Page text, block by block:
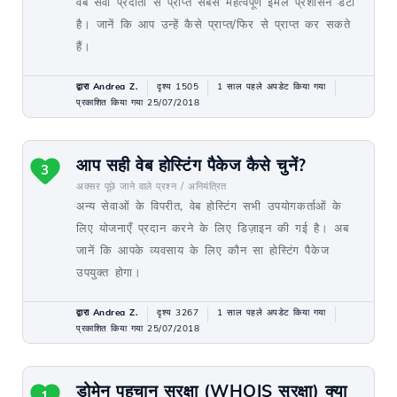
है। जानें कि आप उन्हें कैसे प्राप्त/फिर से प्राप्त कर सकते
हैं।
द्वारा Andrea Z. दृश्य 1505
1 साल पहले अपडेट किया गया
प्रकाशित किया गया 25/07/2018
आप सही वेब होस्टिंग पैकेज कैसे चुनें?
अक्सर पूछे जाने वाले प्रश्न / अनियंत्रित
अन्य सेवाओं के विपरीत, वेब होस्टिंग सभी उपयोगकर्ताओं के
लिए योजनाएँ प्रदान करने के लिए डिज़ाइन की गई है। अब
जानें कि आपके व्यवसाय के लिए कौन सा होस्टिंग पैकेज
उपयुक्त होगा।
3
द्वारा Andrea Z. दृश्य 3267
1 साल पहले अपडेट किया गया
प्रकाशित किया गया 25/07/2018
डोमेन पहचान सुरक्षा (WHOIS सुरक्षा) क्या